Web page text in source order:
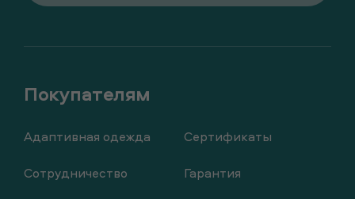
Адаптивная одежда
Сотрудничество
Сертификаты
Гарантия